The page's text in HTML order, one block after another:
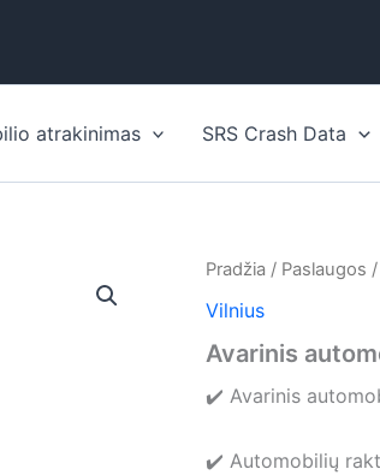
atrakinimas SRS Crash Data
Pradžia / Paslaugos /
Vilnius
Avarinis
✔️ Avarinis
✔️ Automobilių